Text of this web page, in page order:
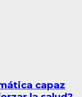
capaz